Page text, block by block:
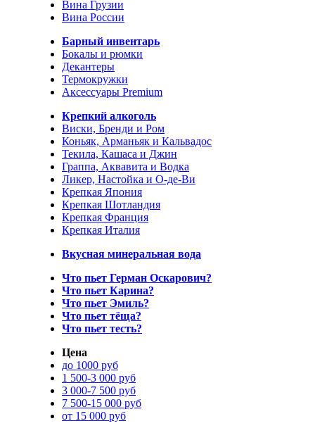
Вина Грузии
Вина России
Барный инвентарь
Бокалы и рюмки
Декантеры
Термокружки
Аксессуары Premium
Крепкий алкоголь
Виски, Бренди и Ром
Коньяк, Арманьяк и Кальвадос
Текила, Кашаса и Джин
Граппа, Аквавита и Водка
Ликер, Настойка и О-де-Ви
Крепкая Япония
Крепкая Шотландия
Крепкая Франция
Крепкая Италия
Вкусная минеральная вода
Что пьет Герман Оскарович?
Что пьет Карина?
Что пьет Эмиль?
Что пьет тёща?
Что пьет тесть?
Цена
до 1000 руб
1 500-3 000 руб
3 000-7 500 руб
7 500-15 000 руб
от 15 000 руб